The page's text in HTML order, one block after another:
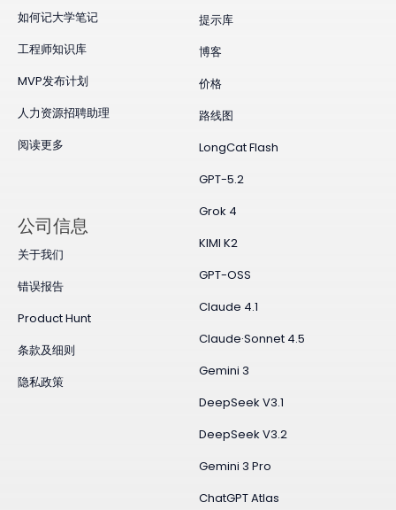
如何记大学笔记
工程师知识库
MVP发布计划
人力资源招聘助理
阅读更多
提示库
博客
价格
路线图
LongCat Flash
GPT-5.2
Grok 4
KIMI K2
GPT-OSS
Claude 4.1
Claude·Sonnet 4.5
Gemini 3
DeepSeek V3.1
DeepSeek V3.2
Gemini 3 Pro
ChatGPT Atlas
公司信息
关于我们
错误报告
Product Hunt
条款及细则
隐私政策